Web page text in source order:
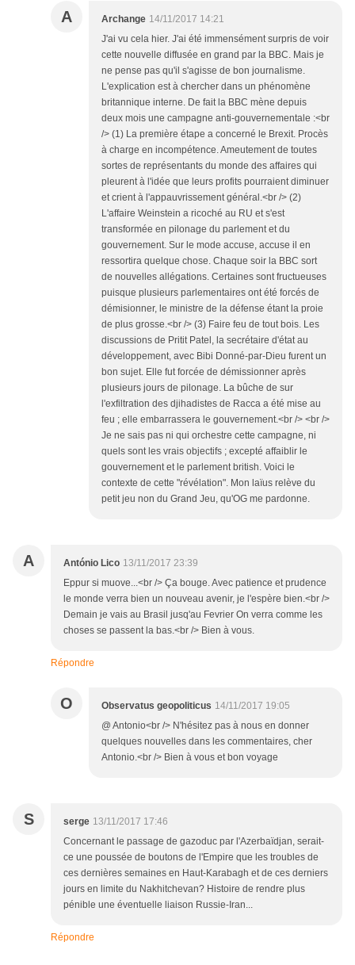
A Archange 14/11/2017 14:21
J'ai vu cela hier. J'ai été immensément surpris de voir
cette nouvelle diffusée en grand par la BBC. Mais je
ne pense pas qu'il s'agisse de bon journalisme.
L'explication est à chercher dans un phénomène
britannique interne. De fait la BBC mène depuis
deux mois une campagne anti-gouvernementale :<br
/> (1) La première étape a concerné le Brexit. Procès
à charge en incompétence. Ameutement de toutes
sortes de représentants du monde des affaires qui
pleurent à l'idée que leurs profits pourraient diminuer
et crient à l'appauvrissement général.<br /> (2)
L'affaire Weinstein a ricoché au RU et s'est
transformée en pilonage du parlement et du
gouvernement. Sur le mode accuse, accuse il en
ressortira quelque chose. Chaque soir la BBC sort
de nouvelles allégations. Certaines sont fructueuses
puisque plusieurs parlementaires ont été forcés de
démisionner, le ministre de la défense étant la proie
de plus grosse.<br /> (3) Faire feu de tout bois. Les
discussions de Pritit Patel, la secrétaire d'état au
développement, avec Bibi Donné-par-Dieu furent un
bon sujet. Elle fut forcée de démissionner après
plusieurs jours de pilonage. La bûche de sur
l'exfiltration des djihadistes de Racca a été mise au
feu ; elle embarrassera le gouvernement.<br /> <br />
Je ne sais pas ni qui orchestre cette campagne, ni
quels sont les vrais objectifs ; excepté affaiblir le
gouvernement et le parlement british. Voici le
contexte de cette "révélation". Mon laïus relève du
petit jeu non du Grand Jeu, qu'OG me pardonne.
A António Lico 13/11/2017 23:39
Eppur si muove...<br /> Ça bouge. Avec patience et prudence
le monde verra bien un nouveau avenir, je l'espère bien.<br />
Demain je vais au Brasil jusq'au Fevrier On verra comme les
choses se passent la bas.<br /> Bien à vous.
Répondre
O Observatus geopoliticus 14/11/2017 19:05
@ Antonio<br /> N'hésitez pas à nous en donner
quelques nouvelles dans les commentaires, cher
Antonio.<br /> Bien à vous et bon voyage
S serge 13/11/2017 17:46
Concernant le passage de gazoduc par l'Azerbaïdjan, serait-
ce une poussée de boutons de l'Empire que les troubles de
ces dernières semaines en Haut-Karabagh et de ces derniers
jours en limite du Nakhitchevan? Histoire de rendre plus
pénible une éventuelle liaison Russie-Iran...
Répondre